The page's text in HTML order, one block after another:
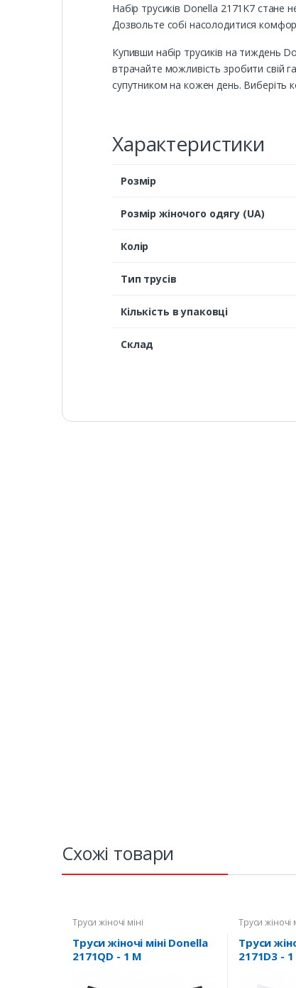
Набір трусиків Donella 2171K7 стане
Дозвольте собі насолодитися
Купивши набір трусиків на тиждень
втрачайте можливість зробити свій
супутником на кожен день. Виберіть
Характеристики
Розмір
Розмір жіночого одягу (UA)
Колір
Тип трусів
Кількість в упаковці
Склад
Схожі товари
Труси жіночі міні
Труси жіночі міні Donella
2171QD - 1 M
Труси жіночі
Труси
2171D3 - 1